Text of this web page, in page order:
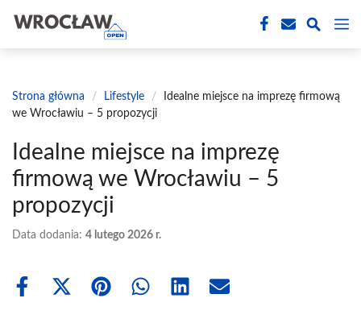
treści
Strona główna / Lifestyle /
Idealne miejsce na imprezę firmową
we Wrocławiu – 5 propozycji
Idealne miejsce na imprezę
firmową we Wrocławiu – 5
propozycji
Data dodania: 4 lutego 2026 r.
Share
Share Share Share Share Share